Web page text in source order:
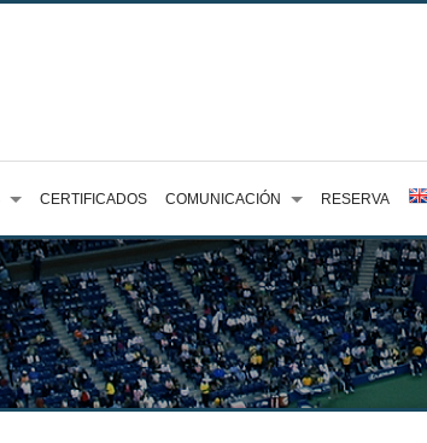
CERTIFICADOS COMUNICACIÓN RESERVA